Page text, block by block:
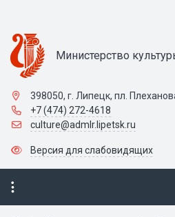
Министерство
398050, г. Липецк, пл.
+7 (474) 272-4618
culture@admlr.lipetsk.ru
Версия для слабовидящих